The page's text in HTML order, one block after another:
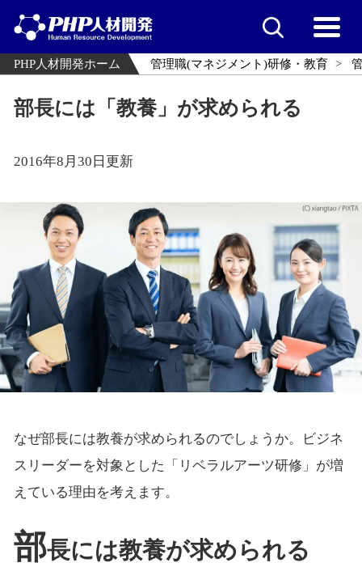
PHP人材開発ホーム 管理職(マネジメント)研修・教育
部長には「教養」が求められる
2016年8月30日更新
なぜ部長には教養が求められるのでしょうか。ビジネ
スリーダーを対象とした「リベラルアーツ研修」が増
えている理由を考えます。
部長には教養が求められる